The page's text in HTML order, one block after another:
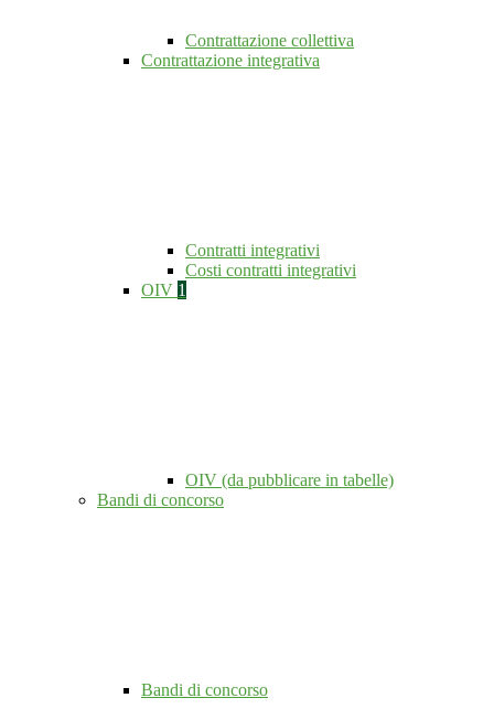
Contrattazione collettiva
Contrattazione integrativa
Contratti integrativi
Costi contratti integrativi
OIV 1
OIV (da pubblicare in tabelle)
Bandi di concorso
Bandi di concorso